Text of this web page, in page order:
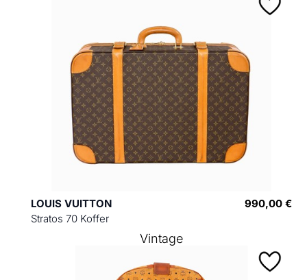
LOUIS VUITTON
Stratos 70 Koffer
990,00 €
Vintage